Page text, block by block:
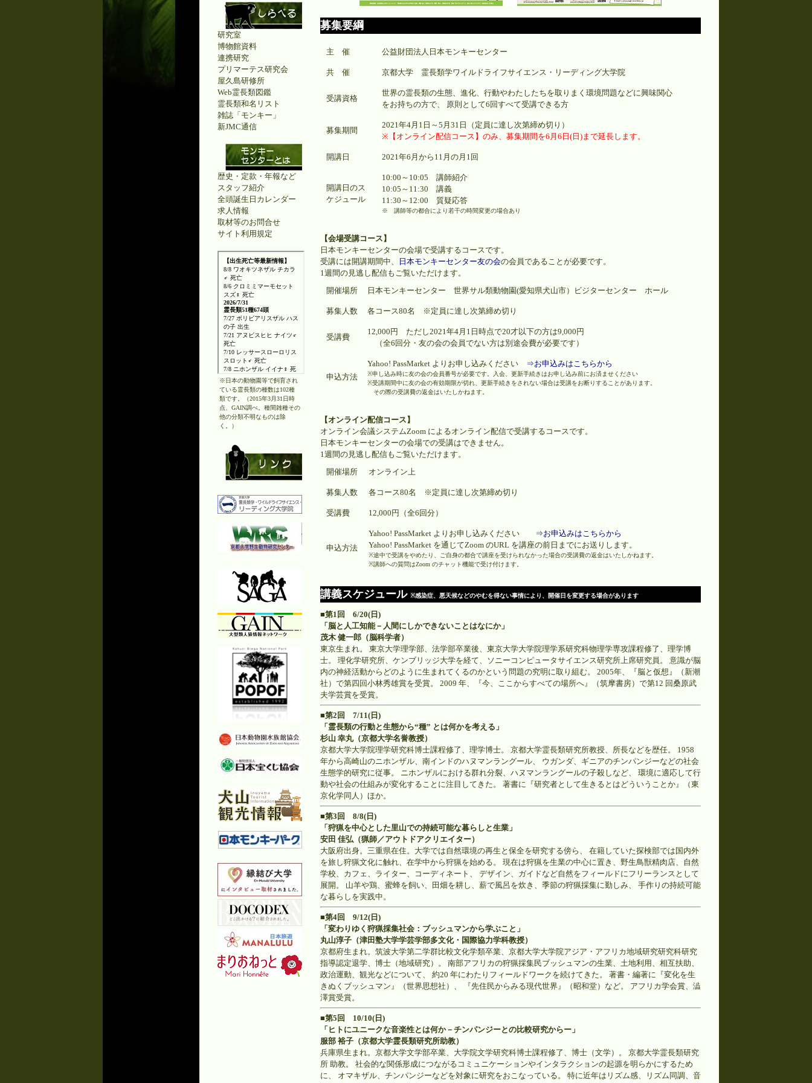
募集要綱
主 催 公益財団法人日本モンキーセンター
共 催 京都大学 霊長類学ワイルドライフサイエンス・リーディング大学院
受講資格
世界の霊長類の生態、進化、行動やわたしたちを取りまく環境問題などに興味関心
をお持ちの方で、 原則として6回すべて受講できる方
募集期間
2021年4月1日～5月31日（定員に達し次第締め切り）
※【オンライン配信コース】のみ、募集期間を6月6日(日)まで延長します。
開講日 2021年6月から11月の月1回
開講日のス
ケジュール
10:00～10:05 講師紹介
10:05～11:30 講義
11:30～12:00 質疑応答
※ 講師等の都合により若干の時間変更の場合あり
【会場受講コース】
日本モンキーセンターの会場で受講するコースです。
受講には開講期間中、
日本モンキーセンター友の会の会員であることが必要です。
1週間の見逃し配信もご覧いただけます。
開催場所
日本モンキーセンター 世界サル類動物園(愛知県犬山市）ビジターセンター ホール
募集人数 各コース80名 ※定員に達し次第締め切り
受講費
12,000円 ただし2021年4月1日時点で20才以下の方は9,000円
（全6回分・友の会の会員でない方は別途会費が必要です）
申込方法
Yahoo! PassMarket よりお申し込みください ⇒お申込みはこちらから
※申し込み時に友の会の会員番号が必要です。入会、更新手続きはお申し込み前にお済ませください
※受講期間中に友の会の有効期限が切れ、更新手続きをされない場合は受講をお断りすることがあります。
その際の受講費の返金はいたしかねます。
【オンライン配信コース】
オンライン会議システムZoom によるオンライン配信で受講するコースです。
日本モンキーセンターの会場での受講はできません。
1週間の見逃し配信もご覧いただけます。
開催場所
オンライン上
募集人数 各コース80名 ※定員に達し次第締め切り
受講費 12,000円（全6回分）
申込方法
Yahoo! PassMarket よりお申し込みください ⇒お申込みはこちらから
Yahoo! PassMarket を通じてZoom のURL を講座の前日までにお送りします。
※途中で受講をやめたり、ご自身の都合で講座を受けられなかった場合の受講費の返金はいたしかねます。
※講師への質問はZoom のチャット機能で受け付けます。
講義スケジュール ※感染症、悪天候などのやむを得ない事情により、開催日を変更する場合があります
■第1回 6/20(日)
「脳と人工知能－人間にしかできないことはなにか」
茂木 健一郎（脳科学者）
東京生まれ。 東京大学理学部、法学部卒業後、東京大学大学院理学系研究科物理学専攻課程修了、理学博
士。 理化学研究所、ケンブリッジ大学を経て、ソニーコンピュータサイエンス研究所上席研究員。 意識が脳
内の神経活動からどのように生まれてくるのかという問題の究明に取り組む。 2005年、『脳と仮想』（新潮
社）で第四回小林秀雄賞を受賞。 2009 年、『今、ここからすべての場所へ』（筑摩書房）で第12 回桑原武
夫学芸賞を受賞。
■第2回 7/11(日)
「霊長類の行動と生態から“種” とは何かを考える」
杉山 幸丸（京都大学名誉教授）
京都大学大学院理学研究科博士課程修了、理学博士。 京都大学霊長類研究所教授、所長などを歴任。 1958
年から高崎山のニホンザル、南インドのハヌマンラングール、 ウガンダ、ギニアのチンパンジーなどの社会
生態学的研究に従事。 ニホンザルにおける群れ分裂、ハヌマンラングールの子殺しなど、 環境に適応して行
動や社会の仕組みが変化することに注目してきた。 著書に『研究者として生きるとはどういうことか』（東
京化学同人）ほか。
■第3回 8/8(日)
「狩猟を中心とした里山での持続可能な暮らしと生業」
安田 佳弘（猟師／アウトドアクリエイター）
大阪府出身。三重県在住。大学では自然環境の再生と保全を研究する傍ら、 在籍していた探検部では国内外
を旅し狩猟文化に触れ、在学中から狩猟を始める。 現在は狩猟を生業の中心に置き、野生鳥獣精肉店、自然
学校、カフェ、ライター、コーディネート、 デザイン、ガイドなど自然をフィールドにフリーランスとして
展開。 山羊や鶏、蜜蜂を飼い、田畑を耕し、薪で風呂を炊き、季節の狩猟採集に勤しみ、 手作りの持続可能
な暮らしを実践中。
■第4回 9/12(日)
「変わりゆく狩猟採集社会：ブッシュマンから学ぶこと」
丸山淳子（津田塾大学学芸学部多文化・国際協力学科教授）
京都府生まれ。筑波大学第二学群比較文化学類卒業、京都大学大学院アジア・アフリカ地域研究研究科研究
指導認定退学、博士（地域研究）。 南部アフリカの狩猟採集民ブッシュマンの生業、土地利用、相互扶助、
政治運動、観光などについて、 約20 年にわたりフィールドワークを続けてきた。 著書・編著に『変化を生
きぬくブッシュマン』（世界思想社）、 『先住民からみる現代世界』（昭和堂）など。 アフリカ学会賞、澁
澤賞受賞。
■第5回 10/10(日)
「ヒトにユニークな音楽性とは何か－チンパンジーとの比較研究からー」
服部 裕子（京都大学霊長類研究所助教）
兵庫県生まれ。京都大学文学部卒業、大学院文学研究科博士課程修了、博士（文学）。 京都大学霊長類研究
所 助教。 社会的な関係形成につながるコミュニケーションやインタラクションの起源を明らかにするため
に、 オマキザル、チンパンジーなどを対象に研究をおこなっている。 特に近年はリズム感、リズム同調、音
研究室
博物館資料
連携研究
プリマーテス研究会
屋久島研修所
Web霊長類図鑑
霊長類和名リスト
雑誌「モンキー」
新JMC通信
歴史・定款・年報など
スタッフ紹介
全頭誕生日カレンダー
求人情報
取材等のお問合せ
サイト利用規定
※日本の動物園等で飼育され
ている霊長類の種数は102種
類です。（2015年3月31日時
点、GAIN調べ。種間雑種その
他の分類不明なものは除
く。）